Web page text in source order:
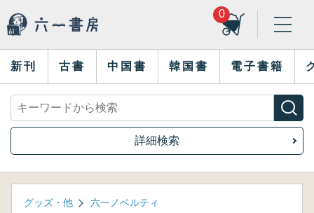
0
新刊 古書 中国書 韓国書 電子書籍
詳細検索
グッズ・他 六一ノベルティ